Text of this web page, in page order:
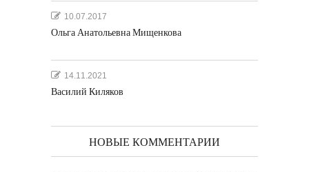
10.07.2017
Ольга Анатольевна Мищенкова
14.11.2021
Василий Киляков
НОВЫЕ КОММЕНТАРИИ